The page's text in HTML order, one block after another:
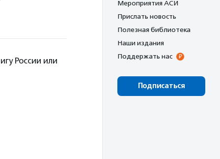
России или
Мероприятия АСИ
Прислать новость
Полезная библиотека
Наши издания
Поддержать нас
Подписаться